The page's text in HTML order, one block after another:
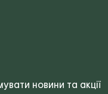
новини та акції